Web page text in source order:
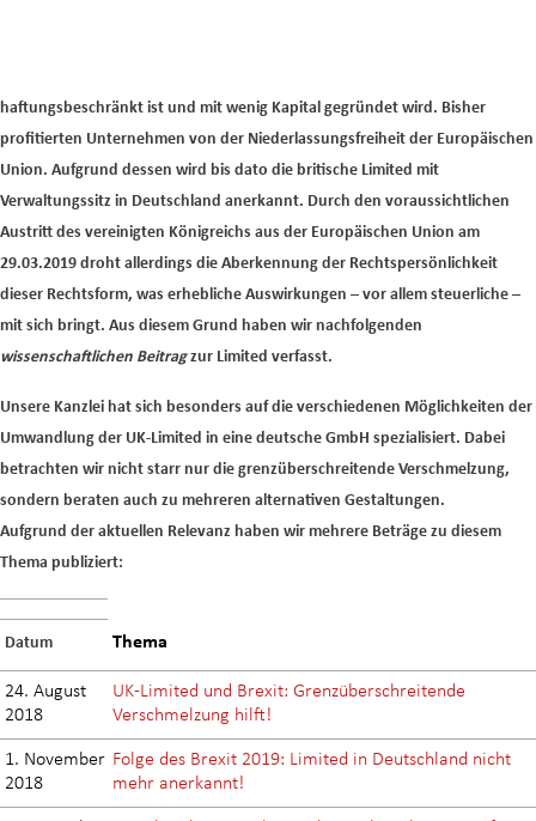
haftungsbeschränkt ist und mit wenig Kapital gegründet wird. Bisher
profitierten Unternehmen von der Niederlassungsfreiheit der Europäischen
Union. Aufgrund dessen wird bis dato die britische Limited mit
Verwaltungssitz in Deutschland anerkannt. Durch den voraussichtlichen
Austritt des vereinigten Königreichs aus der Europäischen Union am
29.03.2019 droht allerdings die Aberkennung der Rechtspersönlichkeit
dieser Rechtsform, was erhebliche Auswirkungen – vor allem steuerliche –
mit sich bringt. Aus diesem Grund haben wir nachfolgenden
wissenschaftlichen Beitragzur Limited verfasst.
Unsere Kanzlei hat sich besonders auf die verschiedenen Möglichkeiten der
Umwandlung der UK-Limited in eine deutsche GmbH spezialisiert. Dabei
betrachten wir nicht starr nur die grenzüberschreitende Verschmelzung,
sondern beraten auch zu mehreren alternativen Gestaltungen.
Aufgrund der aktuellen Relevanz haben wir mehrere Beträge zu diesem
Thema publiziert:
Datum Thema
24. August
2018
UK-Limited und Brexit: Grenzüberschreitende
Verschmelzung hilft!
1. November
2018
Folge des Brexit 2019: Limited in Deutschland nicht
mehr anerkannt!